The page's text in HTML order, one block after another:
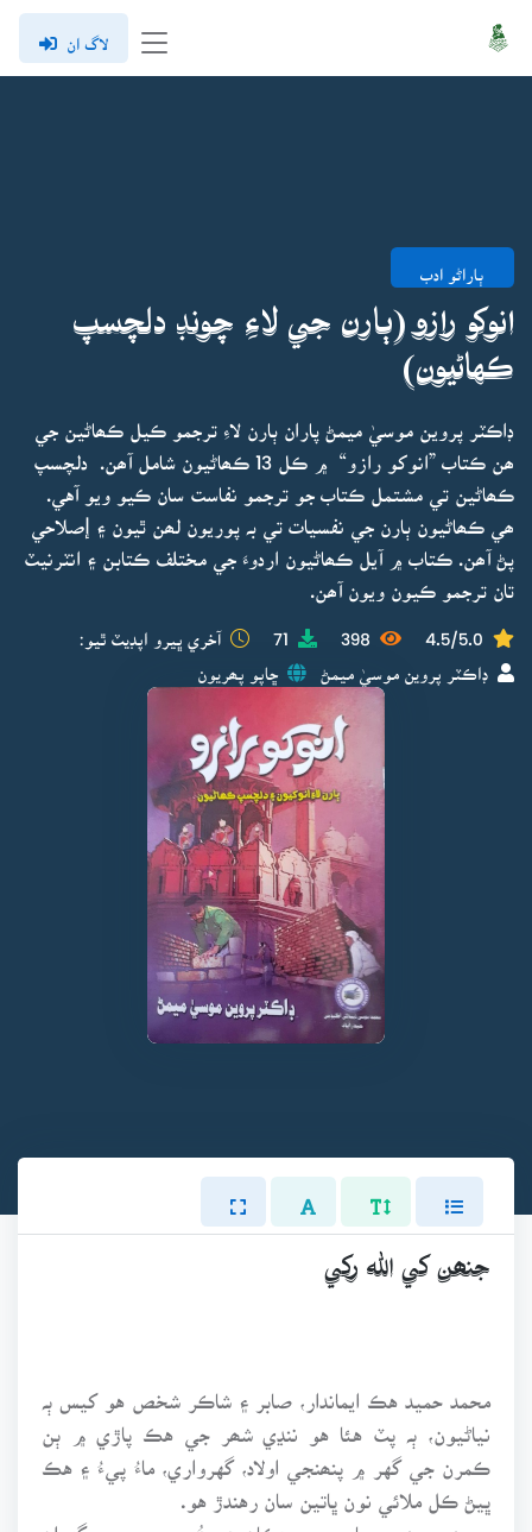
لاگ ان
ٻاراڻو ادب
انوکو رازو (ٻارن جي لاءِ چونڊ دلچسپ
ڪهاڻيون)
ڊاڪٽر پروين موسيٰ ميمڻ پاران ٻارن لاءِ ترجمو ڪيل ڪھاڻين جي
ھن ڪتاب ”انوکو رازو“ ۾ ڪل 13 ڪھاڻيون شامل آھن. دلچسپ
ڪھاڻين تي مشتمل ڪتاب جو ترجمو نفاست سان ڪيو ويو آهي.
ھي ڪھاڻيون ٻارن جي نفسيات تي بہ پوريون لھن ٿيون ۽ إصلاحي
پڻ آھن. ڪتاب ۾ آيل ڪھاڻيون اردوءَ جي مختلف ڪتابن ۽ انٽرنيٽ
تان ترجمو ڪيون ويون آھن.
4.5/5.0
398
71 آخري ڀيرو اپڊيٽ ٿيو:
ڊاڪٽر پروين موسيٰ ميمڻ ڇاپو پھريون
جنھن کي ﷲ رکي
محمد حميد هڪ ايماندار، صابر ۽ شاڪر شخص هو کيس ٻہ
نياڻيون، ٻہ پٽ هئا هو ننڍي شھر جي هڪ پاڙي ۾ ٻن
ڪمرن جي گهر ۾ پنھنجي اولاد، گهرواري، ماءُ پيءُ ۽ هڪ
ڀيڻ ڪل ملائي نون ڀاتين سان رهندڙ هو.
محمد حميد جو ڀاڄين جو دڪان هو هُو صبح سوير گهران